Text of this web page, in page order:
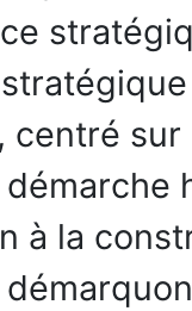
sur
à la